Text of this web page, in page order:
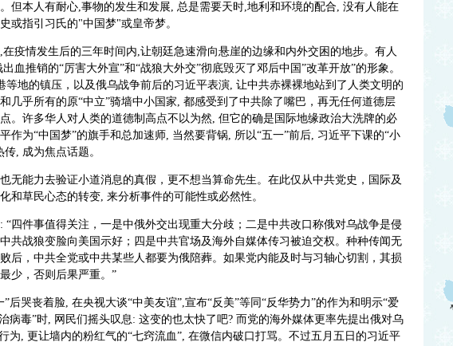
但本人有耐心,事物的发生和发展, 总是需要天时,地利和环境的配合, 没有人能在
或指引习氏的"中国梦"或皇帝梦。
在疫情发生后的三年时间内,让朝廷急速滑向悬崖的边缘和内外交困的地步。有人
血推销的“厉害大外宣”和“战狼大外交”彻底毁灭了邓后中国”改革开放”的形象。
等地的镇压，以及俄乌战争前后的习近平表演, 让中共赤裸裸地站到了人类文明的
几乎所有的原“中立”骑墙中小国家, 都感受到了中共除了嘴巴，再无任何道德层
。许多华人对人类的道德制高点不以为然, 但它的确是国际地缘政治大洗牌的必
作为“中国梦”的旗手和总加速师, 当然要背锅, 所以“五一”前后, 习近平下课的“小
, 成为焦点话题。
无能力去验证小道消息的真假，更不想当算命先生。在此仅从中共党史，国际及
和草民心态的转变, 来分析事件的可能性或必然性。
“四件事值得关注，一是中俄外交出现重大分歧；二是中共改口称俄对乌战争是侵
共战狼变脸向美国示好；四是中共官场及海外自媒体传习被迫交权。种种传闻无
后，中共全党或中共某些人都要为俄陪葬。如果党内能及时与习轴心切割，其损
少，否则后果严重。”
”后哭丧着脸, 在央视大谈“中美友谊”,宣布“反美”等同“反华势力”的作为和明示“爱
病毒”时, 网民们摇头叹息: 这变的也太快了吧? 而党的海外媒体更率先提出俄对乌
为, 更让墙内的粉红气的“七窍流血”, 在微信内破口打骂。不过五月五日的习近平